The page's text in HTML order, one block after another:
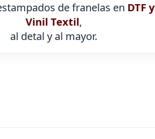
de franelas en DTF y
Vinil Textil,
al detal y al mayor.